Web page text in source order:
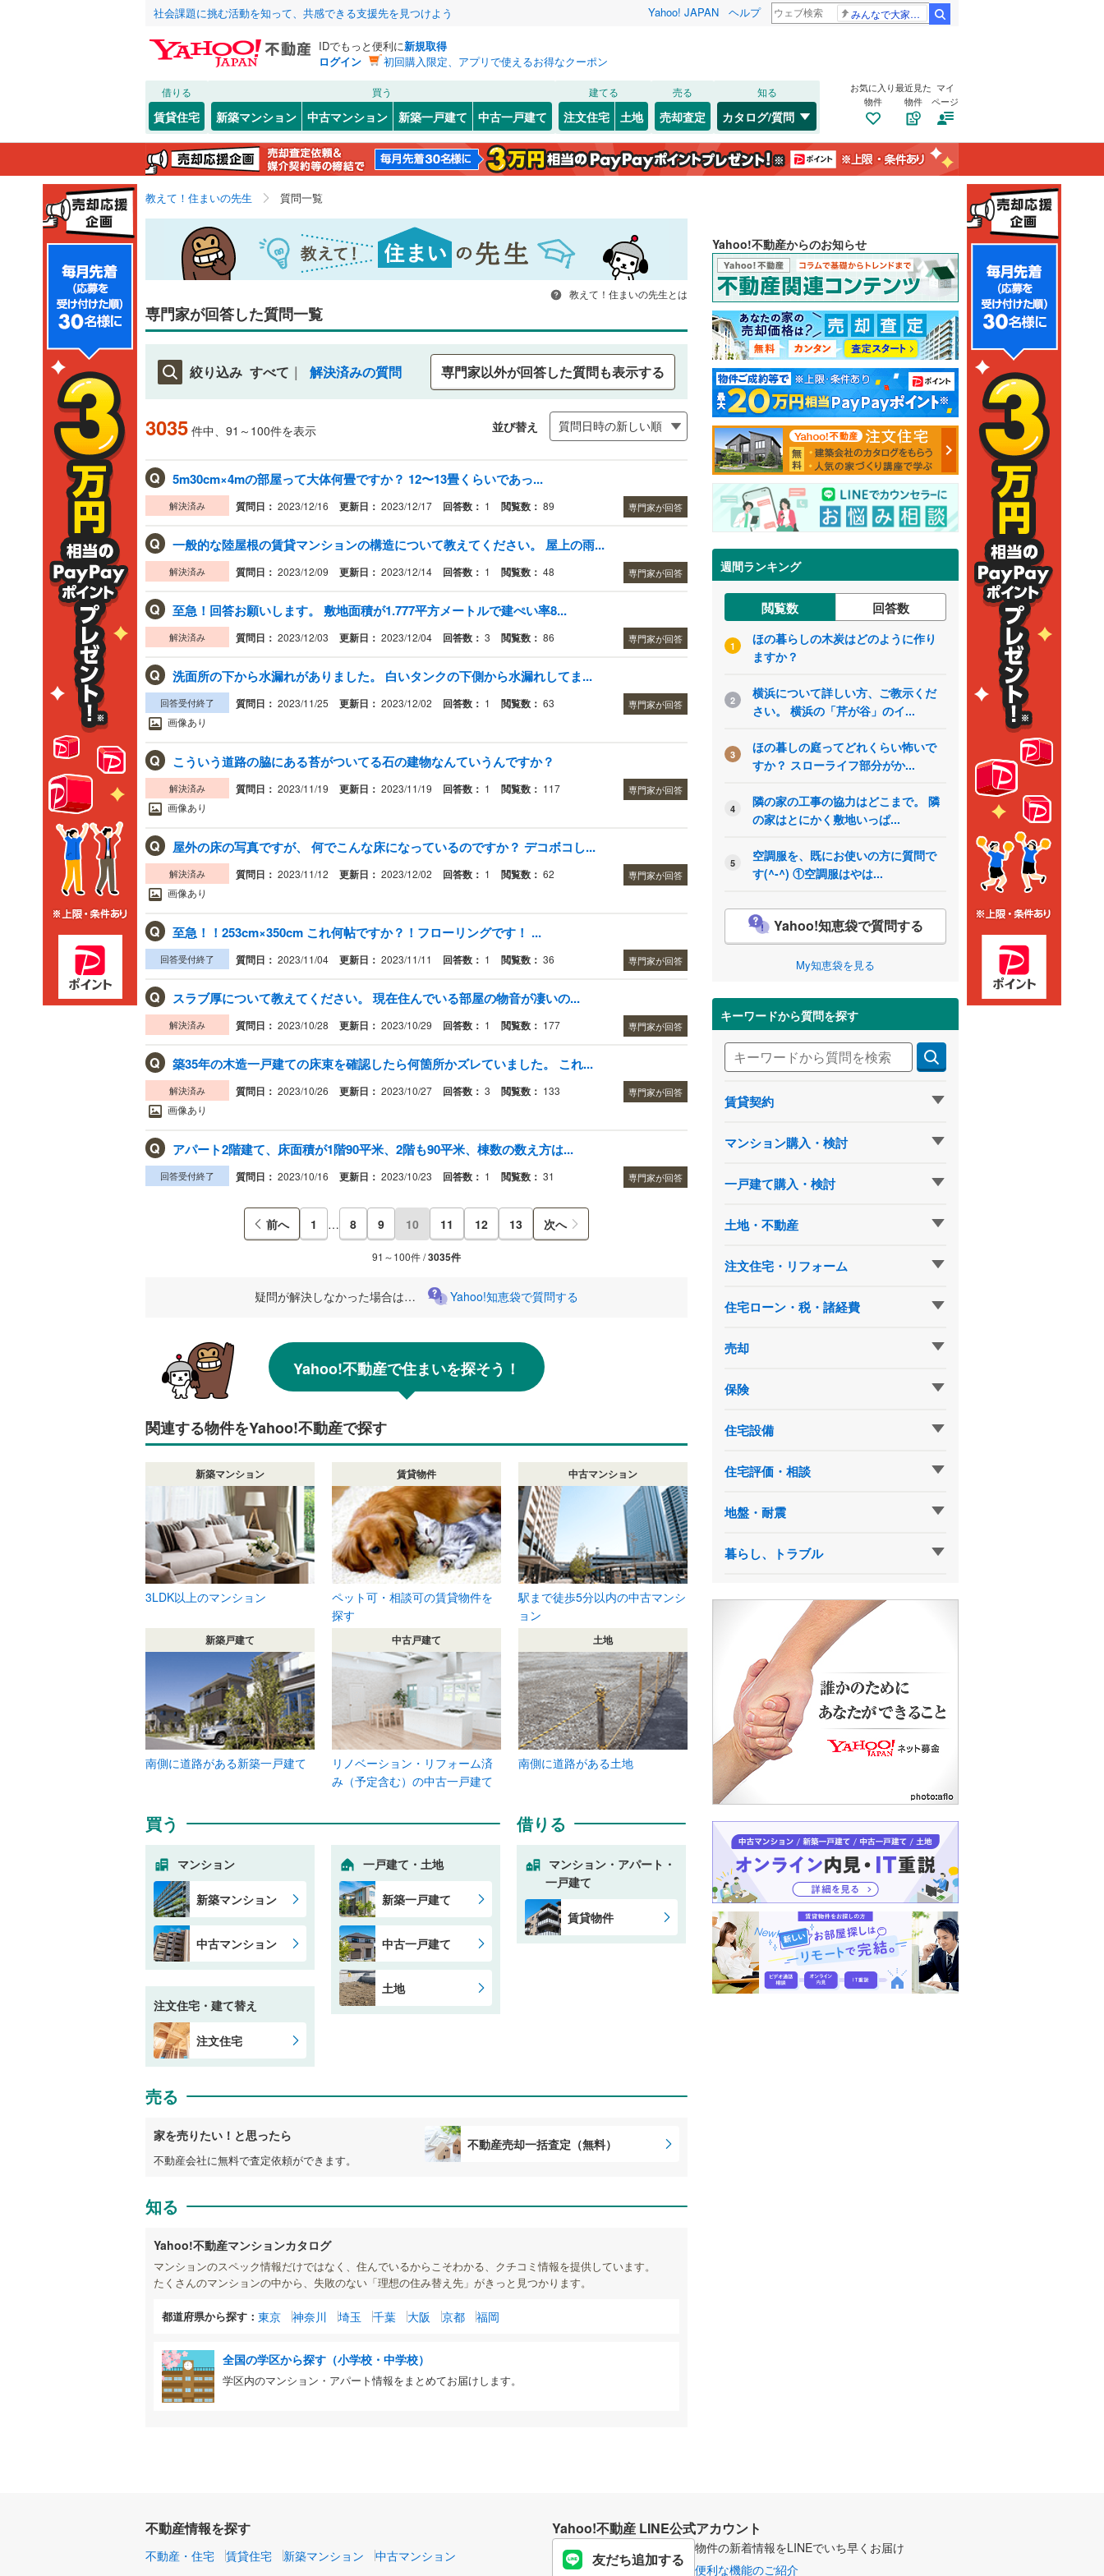
社会課題に挑む活動を知って、共感できる支援先を見つけよう Yahoo! JAPAN ヘルプ みんなで大家さん 2881億円
IDでもっと便利に新規取得
ログイン
初回購入限定、アプリで使えるお得なクーポン
借りる
賃貸住宅
買う
新築マンション 中古マンション 新築一戸建て 中古一戸建て
建てる
注文住宅 土地
売る
売却査定
知る
カタログ/質問
お気に入り
物件
最近見た
物件
マイ
ページ
教えて！住まいの先生 質問一覧
教えて！住まいの先生とは
専門家が回答した質問一覧
絞り込み すべて 解決済みの質問 専門家以外が回答した質問も表示する
3035 件中、91～100件を表示 並び替え
Q 5m30cm×4mの部屋って大体何畳ですか？ 12〜13畳くらいであっ...
解決済み 質問日： 2023/12/16 更新日： 2023/12/17 回答数： 1 閲覧数： 89 専門家が回答
Q 一般的な陸屋根の賃貸マンションの構造について教えてください。 屋上の雨...
解決済み 質問日： 2023/12/09 更新日： 2023/12/14 回答数： 1 閲覧数： 48 専門家が回答
Q 至急！回答お願いします。 敷地面積が1.777平方メートルで建ぺい率8...
解決済み 質問日： 2023/12/03 更新日： 2023/12/04 回答数： 3 閲覧数： 86 専門家が回答
Q 洗面所の下から水漏れがありました。 白いタンクの下側から水漏れしてま...
回答受付終了 質問日： 2023/11/25 更新日： 2023/12/02 回答数： 1 閲覧数： 63 専門家が回答
画像あり
Q こういう道路の脇にある苔がついてる石の建物なんていうんですか？
解決済み 質問日： 2023/11/19 更新日： 2023/11/19 回答数： 1 閲覧数： 117 専門家が回答
画像あり
Q 屋外の床の写真ですが、 何でこんな床になっているのですか？ デコボコし...
解決済み 質問日： 2023/11/12 更新日： 2023/12/02 回答数： 1 閲覧数： 62 専門家が回答
画像あり
Q 至急！！253cm×350cm これ何帖ですか？！フローリングです！ ...
回答受付終了 質問日： 2023/11/04 更新日： 2023/11/11 回答数： 1 閲覧数： 36 専門家が回答
Q スラブ厚について教えてください。 現在住んでいる部屋の物音が凄いの...
解決済み 質問日： 2023/10/28 更新日： 2023/10/29 回答数： 1 閲覧数： 177 専門家が回答
Q 築35年の木造一戸建ての床束を確認したら何箇所かズレていました。 これ...
解決済み 質問日： 2023/10/26 更新日： 2023/10/27 回答数： 3 閲覧数： 133 専門家が回答
画像あり
Q アパート2階建て、床面積が1階90平米、2階も90平米、棟数の数え方は...
回答受付終了 質問日： 2023/10/16 更新日： 2023/10/23 回答数： 1 閲覧数： 31 専門家が回答
前へ 1 … 8 9 10 11 12 13 次へ
91～100件 /3035件
疑問が解決しなかった場合は… Yahoo!知恵袋で質問する
Yahoo!不動産で住まいを探そう！
関連する物件をYahoo!不動産で探す
新築マンション
3LDK以上のマンション
賃貸物件
ペット可・相談可の賃貸物件を
探す
中古マンション
駅まで徒歩5分以内の中古マンシ
ョン
新築戸建て
南側に道路がある新築一戸建て
中古戸建て
リノベーション・リフォーム済
み（予定含む）の中古一戸建て
土地
南側に道路がある土地
買う
マンション
新築マンション
中古マンション
注文住宅・建て替え
注文住宅
一戸建て・土地
新築一戸建て
中古一戸建て
土地
借りる
マンション・アパート・
一戸建て
賃貸物件
売る
家を売りたい！と思ったら
不動産会社に無料で査定依頼ができます。
不動産売却一括査定（無料）
知る
Yahoo!不動産マンションカタログ
マンションのスペック情報だけではなく、住んでいるからこそわかる、クチコミ情報を提供しています。
たくさんのマンションの中から、失敗のない「理想の住み替え先」がきっと見つかります。
都道府県から探す： 東京 神奈川 埼玉 千葉 大阪 京都 福岡
全国の学区から探す（小学校・中学校）
学区内のマンション・アパート情報をまとめてお届けします。
Yahoo!不動産からのお知らせ
週間ランキング
閲覧数 回答数
1
ほの暮らしの木炭はどのように作り
ますか？
2
横浜について詳しい方、ご教示くだ
さい。 横浜の「芹が谷」のイ...
3
ほの暮しの庭ってどれくらい怖いで
すか？ スローライフ部分がか...
4
隣の家の工事の協力はどこまで。 隣
の家はとにかく敷地いっぱ...
5
空調服を、既にお使いの方に質問で
す(^-^) ①空調服はやは...
Yahoo!知恵袋で質問する
My知恵袋を見る
キーワードから質問を探す
賃貸契約
マンション購入・検討
一戸建て購入・検討
土地・不動産
注文住宅・リフォーム
住宅ローン・税・諸経費
売却
保険
住宅設備
住宅評価・相談
地盤・耐震
暮らし、トラブル
不動産情報を探す
不動産・住宅 賃貸住宅 新築マンション
中古マンション
Yahoo!不動産 LINE公式アカウント
友だち追加する
物件の新着情報をLINEでいち早くお届け
便利な機能のご紹介